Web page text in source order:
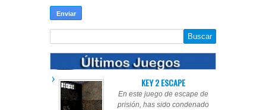
KEY 2 ESCAPE
En este juego de escape de
prisión, has sido condenado